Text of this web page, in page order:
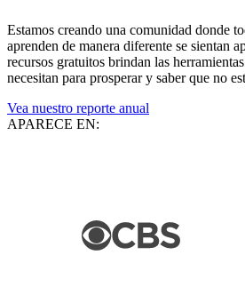
Estamos creando una comunidad donde
aprenden de manera diferente se sientan
recursos gratuitos brindan las
necesitan para prosperar y saber que no
Vea nuestro reporte anual
APARECE EN: